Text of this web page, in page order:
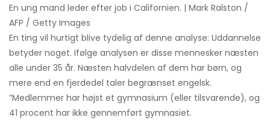
En ung mand leder efter job i Californien. | Mark Ralston /
AFP / Getty Images
En ting vil hurtigt blive tydelig af denne analyse: Uddannelse
betyder noget. Ifølge analysen er disse mennesker næsten
alle under 35 år. Næsten halvdelen af ​​dem har børn, og
mere end en fjerdedel taler begrænset engelsk.
”Medlemmer har højst et gymnasium (eller tilsvarende), og
41 procent har ikke gennemført gymnasiet.